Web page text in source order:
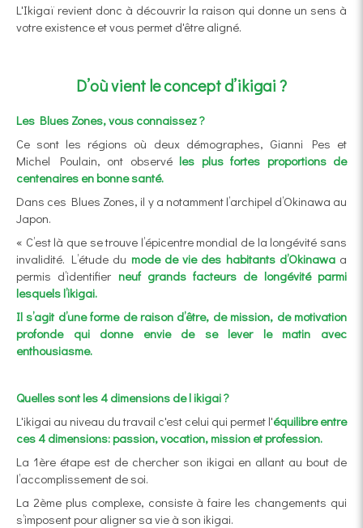
L'Ikigaï revient donc à découvrir la raison qui donne un sens à
votre existence et vous permet d'être aligné.
D’où vient le concept d’ikigai ?
Les Blues Zones, vous connaissez ?
Ce sont les régions où deux démographes, Gianni Pes et
Michel Poulain, ont observé les plus fortes proportions de
centenaires en bonne santé.
Dans ces Blues Zones, il y a notamment l’archipel d’Okinawa au
Japon.
« C’est là que se trouve l’épicentre mondial de la longévité sans
invalidité. L’étude du mode de vie des habitants d’Okinawaa
permis d’identifier neuf grands facteurs de longévité parmi
lesquels l’ikigai.
Il s’agit d’une forme de raison d’être, de mission, de motivation
profonde qui donne envie de se lever le matin avec
enthousiasme.
Quelles sont les 4 dimensions de l ikigai ?
L'ikigai au niveau du travail c'est celui qui permet l'équilibre entre
ces 4 dimensions: passion, vocation, mission et profession.
La 1ère étape est de chercher son ikigai en allant au bout de
l’accomplissement de soi.
La 2ème plus complexe, consiste à faire les changements qui
s’imposent pour aligner sa vie à son ikigai.